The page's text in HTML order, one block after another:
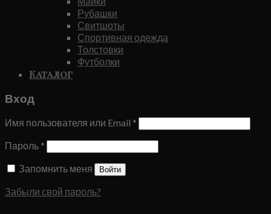
Рубашки
Свитшоты
Спортивная одежда
Толстовки
Футболки
Каталог
Вход
Имя пользователя или Email *
Пароль *
Запомнить меня
Войти
Забыли свой пароль?